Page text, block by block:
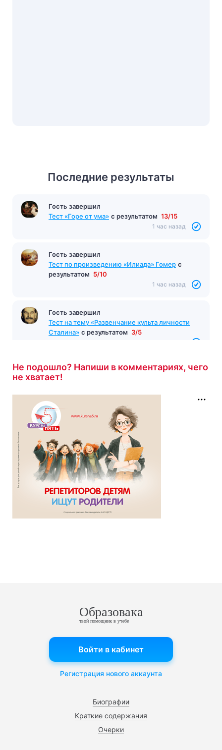
Последние результаты
Гость завершил
Тест «Горе от ума» с результатом 13/15
1 час назад
Гость завершил
Тест по произведению «Илиада» Гомер с
результатом 5/10
1 час назад
Гость завершил
Тест на тему «Развенчание культа личности
Сталина» с результатом 3/5
Не подошло? Напиши в комментариях, чего
не хватает!
Образовака
твой помощник в учебе
Биографии
Краткие содержания
Очерки
Войти в кабинет
Регистрация нового аккаунта